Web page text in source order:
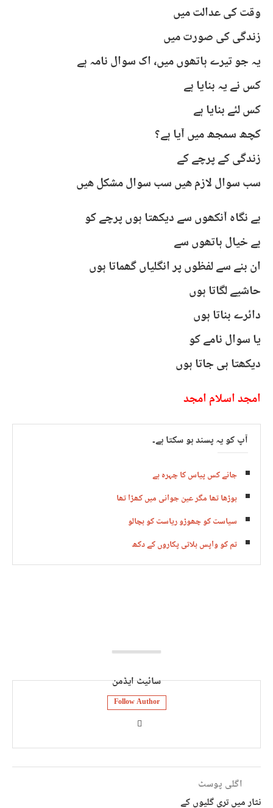
وقت کی عدالت میں
زندگی کی صورت میں
یہ جو تیرے ہاتھوں میں، اک سوال نامہ ہے
کس نے یہ بنایا ہے
کس لئے بنایا ہے
کچھ سمجھ میں آیا ہے؟
زندگی کے پرچے کے
سب سوال لازم ھیں سب سوال مشکل ھیں
بے نگاہ آنکھوں سے دیکھتا ہوں پرچے کو
بے خیال ہاتھوں سے
ان بنے سے لفظوں پر انگلیاں گھماتا ہوں
حاشیے لگاتا ہوں
دائرے بناتا ہوں
یا سوال نامے کو
دیکھتا ہی جاتا ہوں
امجد اسلام امجد
آپ کو یہ پسند ہو سکتا ہے۔
جانے کس پیاس کا چہرہ ہے
بوڑھا تھا مگر عین جوانی میں کھڑا تھا
سیاست کو چھوڑو ریاست کو بچالو
تم کو واپس بلاتی پکاروں کے دکھ
سائیٹ ایڈمن
Follow Author
اگلی پوسٹ
نثار میں تری گلیوں کے